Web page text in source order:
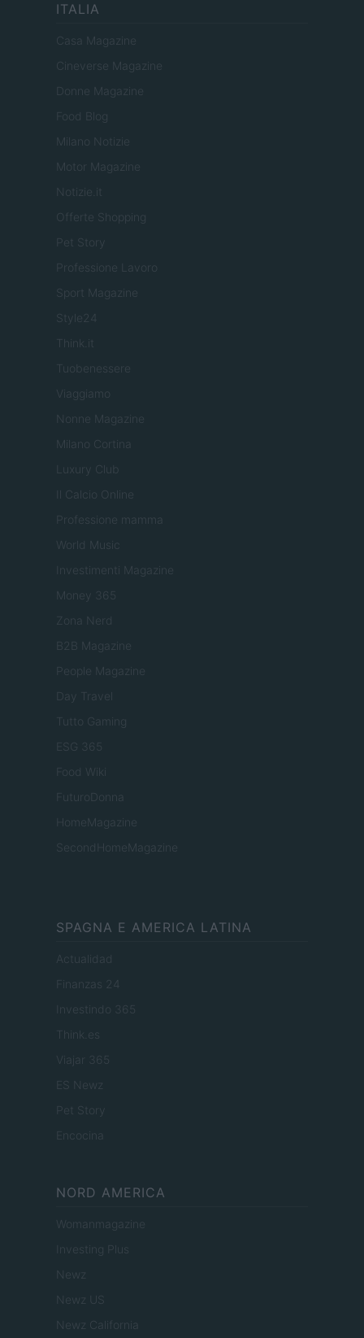
ITALIA
Casa Magazine
Cineverse Magazine
Donne Magazine
Food Blog
Milano Notizie
Motor Magazine
Notizie.it
Offerte Shopping
Pet Story
Professione Lavoro
Sport Magazine
Style24
Think.it
Tuobenessere
Viaggiamo
Nonne Magazine
Milano Cortina
Luxury Club
Il Calcio Online
Professione mamma
World Music
Investimenti Magazine
Money 365
Zona Nerd
B2B Magazine
People Magazine
Day Travel
Tutto Gaming
ESG 365
Food Wiki
FuturoDonna
HomeMagazine
SecondHomeMagazine
SPAGNA E AMERICA LATINA
Actualidad
Finanzas 24
Investindo 365
Think.es
Viajar 365
ES Newz
Pet Story
Encocina
NORD AMERICA
Womanmagazine
Investing Plus
Newz
Newz US
Newz California